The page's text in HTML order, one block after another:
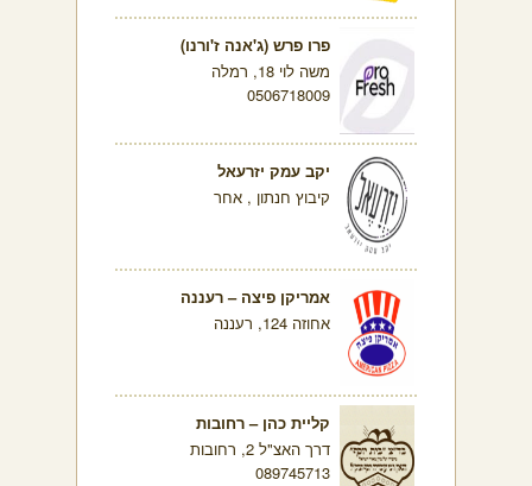
פרו פרש (ג'אנה ז'ורנו)
משה לוי 18, רמלה
0506718009
יקב עמק יזרעאל
קיבוץ חנתון , אחר
אמריקן פיצה – רעננה
אחוזה 124, רעננה
קליית כהן – רחובות
דרך האצ"ל 2, רחובות
089745713